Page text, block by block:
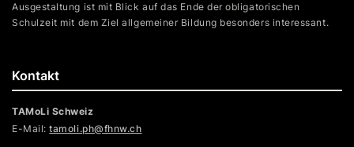
Kontakt
TAMoLi Schweiz
E-Mail:tamoli.ph@fhnw.ch
Ausgestaltung ist mit Blick auf das Ende der obligatorischen
Schulzeit mit dem Ziel allgemeiner Bildung besonders interessant.